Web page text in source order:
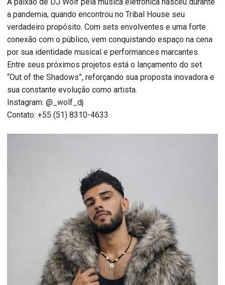
a pandemia, quando encontrou no Tribal House seu
verdadeiro propósito. Com sets envolventes e uma forte
conexão com o público, vem conquistando espaço na cena
por sua identidade musical e performances marcantes.
Entre seus próximos projetos está o lançamento do set
“Out of the Shadows”, reforçando sua proposta inovadora e
sua constante evolução como artista.
Instagram: @_wolf_dj
Contato: +55 (51) 8310-4633